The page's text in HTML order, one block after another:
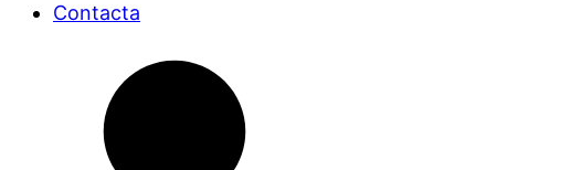
Contacta